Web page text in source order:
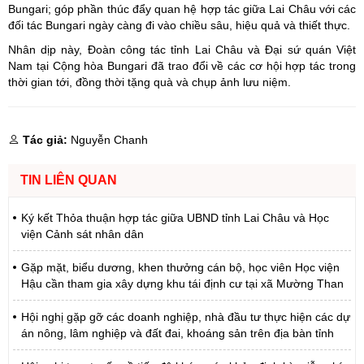
Bungari; góp phần thúc đẩy quan hệ hợp tác giữa Lai Châu với các
đối tác Bungari ngày càng đi vào chiều sâu, hiệu quả và thiết thực.
Nhân dịp này, Đoàn công tác tỉnh Lai Châu và Đại sứ quán Việt
Nam tại Cộng hòa Bungari đã trao đổi về các cơ hội hợp tác trong
thời gian tới, đồng thời tặng quà và chụp ảnh lưu niệm.
Tác giả: Nguyễn Chanh
TIN LIÊN QUAN
Ký kết Thỏa thuận hợp tác giữa UBND tỉnh Lai Châu và Học
viện Cảnh sát nhân dân
Gặp mặt, biểu dương, khen thưởng cán bộ, học viên Học viện
Hậu cần tham gia xây dựng khu tái định cư tại xã Mường Than
Hội nghị gặp gỡ các doanh nghiệp, nhà đầu tư thực hiện các dự
án nông, lâm nghiệp và đất đai, khoáng sản trên địa bàn tỉnh